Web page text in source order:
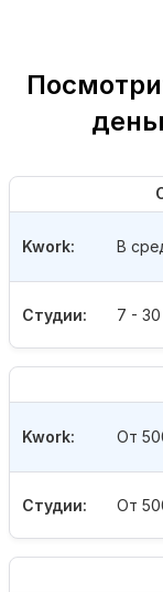
Студии: 7 -
Kwork: В
Студии: От
Kwork: От